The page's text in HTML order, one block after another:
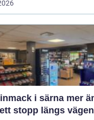
i särna mer än
stopp längs vägen